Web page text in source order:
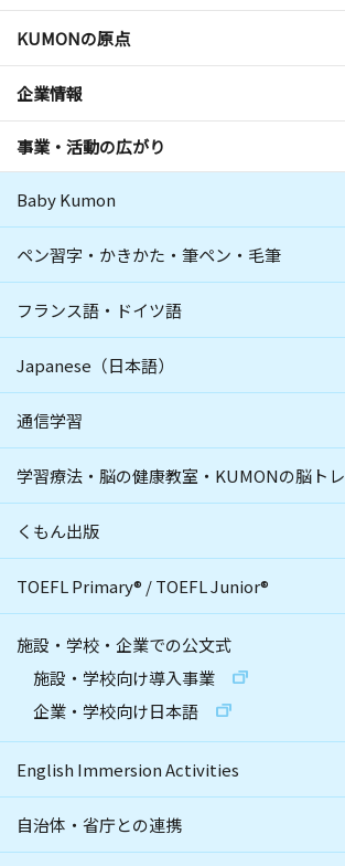
KUMONの原点
企業情報
事業・活動の広がり
Baby Kumon
ペン習字・かきかた・筆ペン・毛筆
フランス語・ドイツ語
Japanese（日本語）
通信学習
学習療法・脳の健康教室・KUMONの脳トレ
くもん出版
TOEFL Primary® /TOEFL Junior®
施設・学校・企業での公文式
施設・学校向け導入事業
企業・学校向け日本語
English Immersion Activities
自治体・省庁との連携